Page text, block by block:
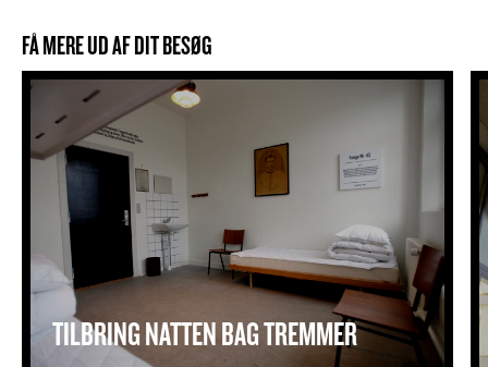
FÅ MERE UD AF DIT BESØG
Tilbring natten bag tremmer
TILBRING NATTEN BAG TREMMER